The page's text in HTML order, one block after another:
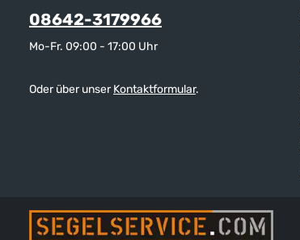
08642-3179966
Mo-Fr. 09:00 - 17:00 Uhr
Oder über unserKontaktformular.